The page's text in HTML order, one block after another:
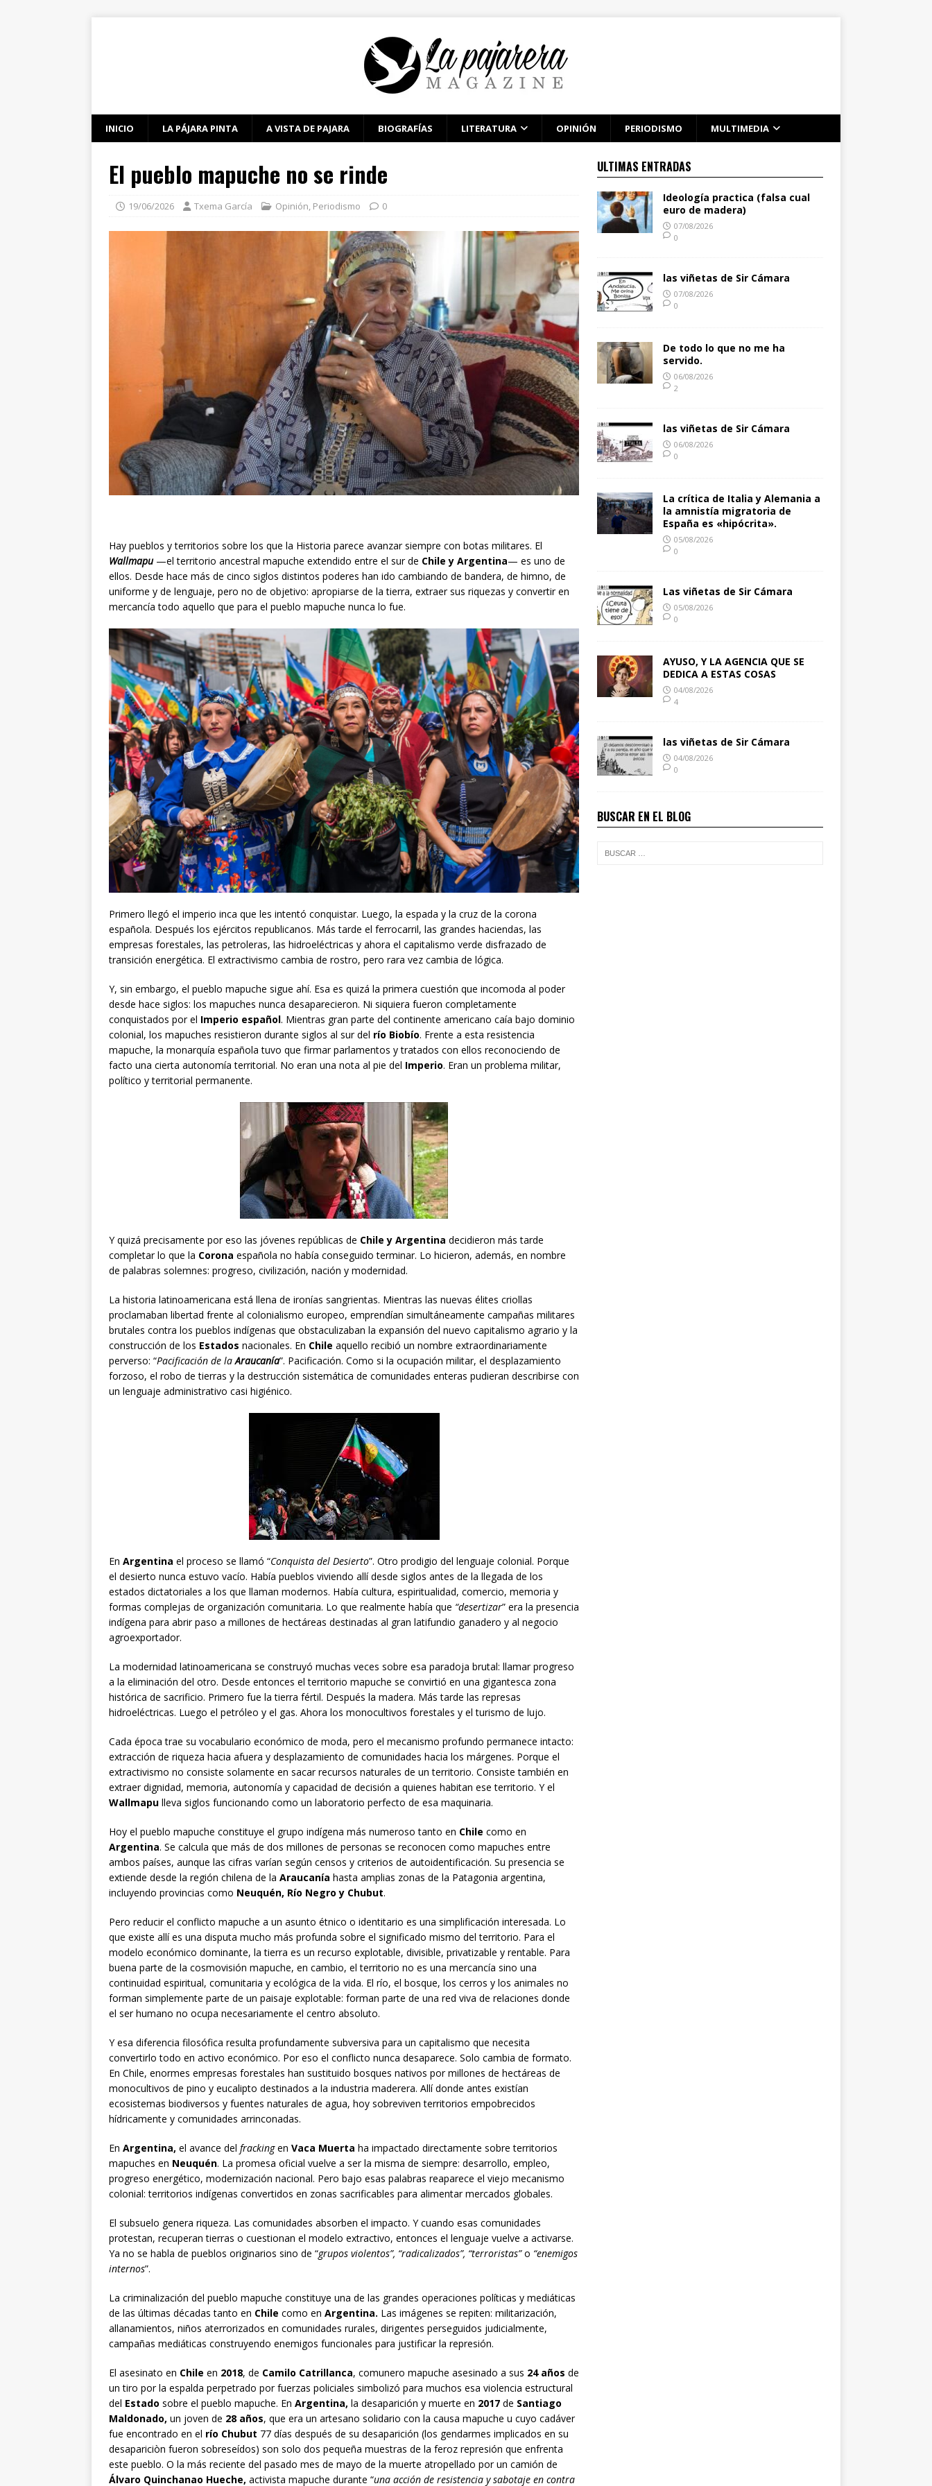
INICIO LA PÁJARA PINTA A VISTA DE PAJARA BIOGRAFÍAS LITERATURA OPINIÓN PERIODISMO MULTIMEDIA
El pueblo mapuche no se rinde
19/06/2026 Txema García Opinión, Periodismo 0
Hay pueblos y territorios sobre los que la Historia parece avanzar siempre con botas militares. El
Wallmapu—el territorio ancestral mapuche extendido entre el sur de Chile y Argentina— es uno de
ellos. Desde hace más de cinco siglos distintos poderes han ido cambiando de bandera, de himno, de
uniforme y de lenguaje, pero no de objetivo: apropiarse de la tierra, extraer sus riquezas y convertir en
mercancía todo aquello que para el pueblo mapuche nunca lo fue.
Primero llegó el imperio inca que les intentó conquistar. Luego, la espada y la cruz de la corona
española. Después los ejércitos republicanos. Más tarde el ferrocarril, las grandes haciendas, las
empresas forestales, las petroleras, las hidroeléctricas y ahora el capitalismo verde disfrazado de
transición energética. El extractivismo cambia de rostro, pero rara vez cambia de lógica.
Y, sin embargo, el pueblo mapuche sigue ahí. Esa es quizá la primera cuestión que incomoda al poder
desde hace siglos: los mapuches nunca desaparecieron. Ni siquiera fueron completamente
conquistados por el Imperio español. Mientras gran parte del continente americano caía bajo dominio
colonial, los mapuches resistieron durante siglos al sur del río Biobío. Frente a esta resistencia
mapuche, la monarquía española tuvo que firmar parlamentos y tratados con ellos reconociendo de
facto una cierta autonomía territorial. No eran una nota al pie del Imperio. Eran un problema militar,
político y territorial permanente.
Y quizá precisamente por eso las jóvenes repúblicas de Chile y Argentina decidieron más tarde
completar lo que la Corona española no había conseguido terminar. Lo hicieron, además, en nombre
de palabras solemnes: progreso, civilización, nación y modernidad.
La historia latinoamericana está llena de ironías sangrientas. Mientras las nuevas élites criollas
proclamaban libertad frente al colonialismo europeo, emprendían simultáneamente campañas militares
brutales contra los pueblos indígenas que obstaculizaban la expansión del nuevo capitalismo agrario y la
construcción de los Estados nacionales. En Chile aquello recibió un nombre extraordinariamente
perverso: “Pacificación de laAraucanía”. Pacificación. Como si la ocupación militar, el desplazamiento
forzoso, el robo de tierras y la destrucción sistemática de comunidades enteras pudieran describirse con
un lenguaje administrativo casi higiénico.
En Argentina el proceso se llamó “Conquista del Desierto”. Otro prodigio del lenguaje colonial. Porque
el desierto nunca estuvo vacío. Había pueblos viviendo allí desde siglos antes de la llegada de los
estados dictatoriales a los que llaman modernos. Había cultura, espiritualidad, comercio, memoria y
formas complejas de organización comunitaria. Lo que realmente había que “desertizar” era la presencia
indígena para abrir paso a millones de hectáreas destinadas al gran latifundio ganadero y al negocio
agroexportador.
La modernidad latinoamericana se construyó muchas veces sobre esa paradoja brutal: llamar progreso
a la eliminación del otro. Desde entonces el territorio mapuche se convirtió en una gigantesca zona
histórica de sacrificio. Primero fue la tierra fértil. Después la madera. Más tarde las represas
hidroeléctricas. Luego el petróleo y el gas. Ahora los monocultivos forestales y el turismo de lujo.
Cada época trae su vocabulario económico de moda, pero el mecanismo profundo permanece intacto:
extracción de riqueza hacia afuera y desplazamiento de comunidades hacia los márgenes. Porque el
extractivismo no consiste solamente en sacar recursos naturales de un territorio. Consiste también en
extraer dignidad, memoria, autonomía y capacidad de decisión a quienes habitan ese territorio. Y el
Wallmapu lleva siglos funcionando como un laboratorio perfecto de esa maquinaria.
Hoy el pueblo mapuche constituye el grupo indígena más numeroso tanto en Chile como en
Argentina. Se calcula que más de dos millones de personas se reconocen como mapuches entre
ambos países, aunque las cifras varían según censos y criterios de autoidentificación. Su presencia se
extiende desde la región chilena de la Araucanía hasta amplias zonas de la Patagonia argentina,
incluyendo provincias como Neuquén, Río Negro y Chubut.
Pero reducir el conflicto mapuche a un asunto étnico o identitario es una simplificación interesada. Lo
que existe allí es una disputa mucho más profunda sobre el significado mismo del territorio. Para el
modelo económico dominante, la tierra es un recurso explotable, divisible, privatizable y rentable. Para
buena parte de la cosmovisión mapuche, en cambio, el territorio no es una mercancía sino una
continuidad espiritual, comunitaria y ecológica de la vida. El río, el bosque, los cerros y los animales no
forman simplemente parte de un paisaje explotable: forman parte de una red viva de relaciones donde
el ser humano no ocupa necesariamente el centro absoluto.
Y esa diferencia filosófica resulta profundamente subversiva para un capitalismo que necesita
convertirlo todo en activo económico. Por eso el conflicto nunca desaparece. Solo cambia de formato.
En Chile, enormes empresas forestales han sustituido bosques nativos por millones de hectáreas de
monocultivos de pino y eucalipto destinados a la industria maderera. Allí donde antes existían
ecosistemas biodiversos y fuentes naturales de agua, hoy sobreviven territorios empobrecidos
hídricamente y comunidades arrinconadas.
En Argentina, el avance del frackingen Vaca Muerta ha impactado directamente sobre territorios
mapuches en Neuquén. La promesa oficial vuelve a ser la misma de siempre: desarrollo, empleo,
progreso energético, modernización nacional. Pero bajo esas palabras reaparece el viejo mecanismo
colonial: territorios indígenas convertidos en zonas sacrificables para alimentar mercados globales.
El subsuelo genera riqueza. Las comunidades absorben el impacto. Y cuando esas comunidades
protestan, recuperan tierras o cuestionan el modelo extractivo, entonces el lenguaje vuelve a activarse.
Ya no se habla de pueblos originarios sino de “grupos violentos”, “radicalizados”, “terroristas”o “enemigos
internos”.
La criminalización del pueblo mapuche constituye una de las grandes operaciones políticas y mediáticas
de las últimas décadas tanto en Chile como en Argentina. Las imágenes se repiten: militarización,
allanamientos, niños aterrorizados en comunidades rurales, dirigentes perseguidos judicialmente,
campañas mediáticas construyendo enemigos funcionales para justificar la represión.
El asesinato en Chile en 2018, de Camilo Catrillanca, comunero mapuche asesinado a sus 24 años de
un tiro por la espalda perpetrado por fuerzas policiales simbolizó para muchos esa violencia estructural
del Estado sobre el pueblo mapuche. En Argentina, la desaparición y muerte en 2017 de Santiago
Maldonado, un joven de 28 años, que era un artesano solidario con la causa mapuche u cuyo cadáver
fue encontrado en el río Chubut 77 días después de su desaparición (los gendarmes implicados en su
desapariciòn fueron sobreseídos) son solo dos pequeña muestras de la feroz represión que enfrenta
este pueblo. O la más reciente del pasado mes de mayo de la muerte atropellado por un camión de
Álvaro Quinchanao Hueche, activista mapuche durante “una acción de resistencia y sabotaje en contra
ULTIMAS ENTRADAS
Ideología practica (falsa cual
euro de madera)
07/08/2026
0
las viñetas de Sir Cámara
07/08/2026
0
De todo lo que no me ha
servido.
06/08/2026
2
las viñetas de Sir Cámara
06/08/2026
0
La crítica de Italia y Alemania a
la amnistía migratoria de
España es «hipócrita».
05/08/2026
0
Las viñetas de Sir Cámara
05/08/2026
0
AYUSO, Y LA AGENCIA QUE SE
DEDICA A ESTAS COSAS
04/08/2026
4
las viñetas de Sir Cámara
04/08/2026
0
BUSCAR EN EL BLOG